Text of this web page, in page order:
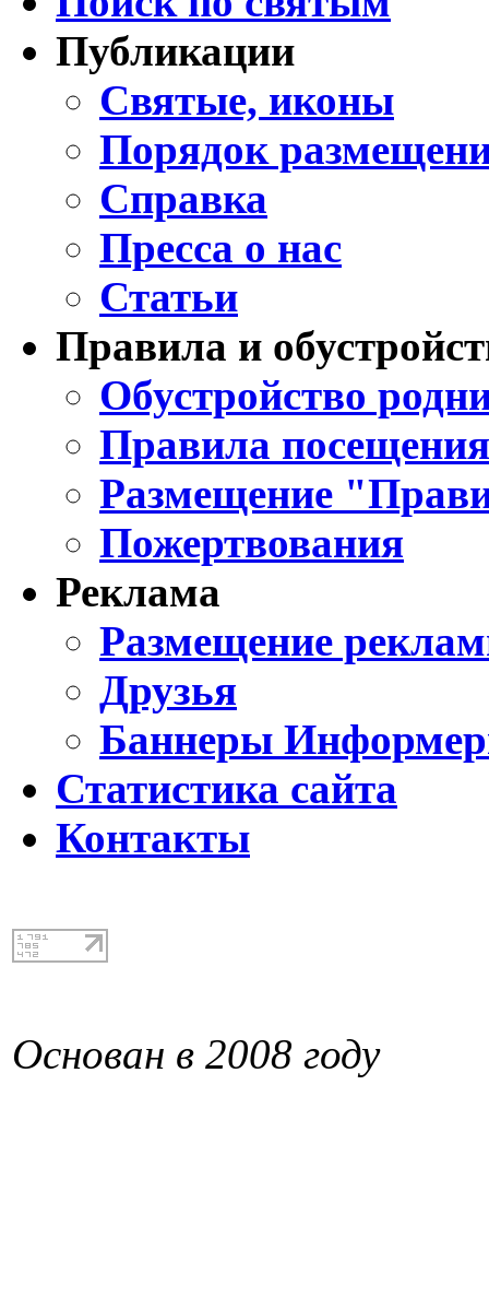
Публикации
Святые, иконы
Порядок
Справка
Пресса о нас
Статьи
Правила и
Обустройство
Правила
Размещение
Пожертвования
Реклама
Размещение
Друзья
Баннеры
Статистика сайта
Контакты
Основан в 2008 году